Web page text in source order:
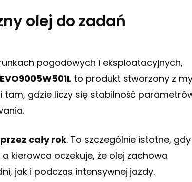
olej do zadań
pogodowych i eksploatacyjnych,
EVO9005W501L to produkt stworzony z
tam, gdzie liczy się stabilność
przez cały rok. To szczególnie istotne, gdy
kierowca oczekuje, że olej zachowa
jak i podczas intensywnej jazdy.